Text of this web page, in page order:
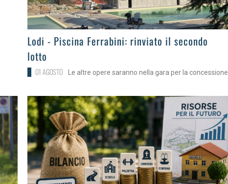
>Lodi - Piscina Ferrabini: rinviato il secondo
lotto
01 AGOSTO Le altre opere saranno nella gara per la concessione